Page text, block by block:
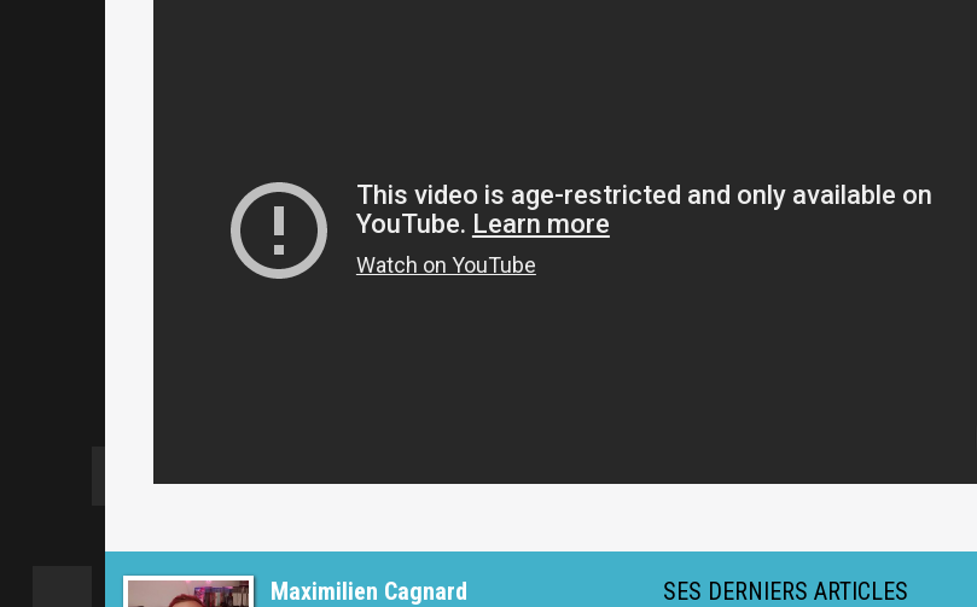
Maximilien Cagnard SES DERNIERS ARTICLES